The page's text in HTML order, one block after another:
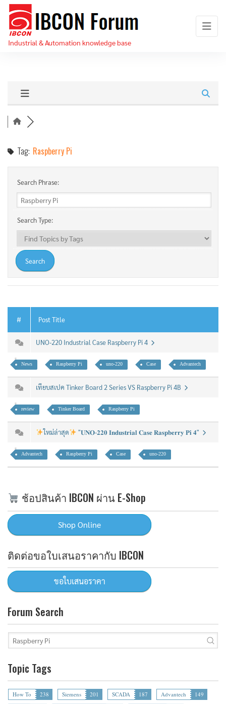
Skip
the
content
Industrial & Automation knowledge base
Tag: Raspberry Pi
Search Phrase:
Search Type:
# Post Title
UNO-220 Industrial Case Raspberry Pi 4
News Raspberry Pi uno-220 Case Advantech
เทียบสเปค Tinker Board 2 Series VS Raspberry Pi 4B
review Tinker Board Raspberry Pi
ใหม่ล่าสุด "𝐔𝐍𝐎-𝟐𝟐𝟎 𝐈𝐧𝐝𝐮𝐬𝐭𝐫𝐢𝐚𝐥 𝐂𝐚𝐬𝐞 𝐑𝐚𝐬𝐩𝐛𝐞𝐫𝐫𝐲 𝐏𝐢 𝟒"
Advantech Raspberry Pi Case uno-220
ช้อปสินค้า IBCON ผ่าน E-Shop
ติดต่อขอใบเสนอราคากับ IBCON
Forum Search
Topic Tags
How To 238 Siemens 201 SCADA 187 Advantech
149